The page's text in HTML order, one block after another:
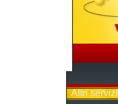
Altri servizi